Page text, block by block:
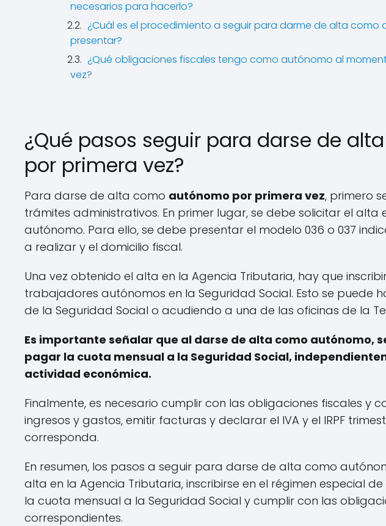
necesarios para hacerlo?
¿Cuál es el procedimiento a seguir para darme de alta
presentar?
¿Qué obligaciones fiscales tengo como autónomo al
vez?
¿Qué pasos seguir para darse de
por primera vez?
Para darse de alta como autónomo por primera vez, primero
trámites administrativos. En primer lugar, se debe solicitar el
autónomo. Para ello, se debe presentar el modelo 036 o 037
a realizar y el domicilio fiscal.
Una vez obtenido el alta en la Agencia Tributaria, hay que
trabajadores autónomos en la Seguridad Social. Esto se puede
de la Seguridad Social o acudiendo a una de las oficinas de la
Es importante señalar que al darse de alta como autónomo,
pagar la cuota mensual a la Seguridad Social,
actividad económica.
Finalmente, es necesario cumplir con las obligaciones fiscales y
ingresos y gastos, emitir facturas y declarar el IVA y el IRPF
corresponda.
En resumen, los pasos a seguir para darse de alta como
alta en la Agencia Tributaria, inscribirse en el régimen especial
la cuota mensual a la Seguridad Social y cumplir con las
correspondientes.